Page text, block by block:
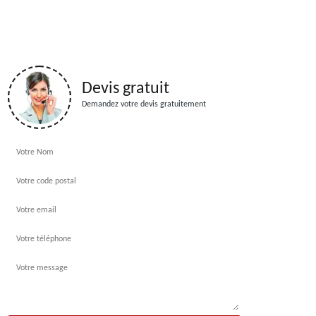
Devis gratuit
Demandez votre devis gratuitement